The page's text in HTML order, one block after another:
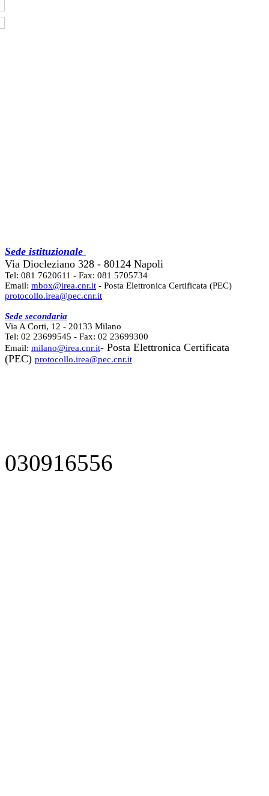
Sede istituzionale
Via Diocleziano 328 - 80124 Napoli
Tel: 081 7620611 - Fax: 081 5705734
Email: mbox@irea.cnr.it - Posta Elettronica Certificata (PEC)
protocollo.irea@pec.cnr.it
Sede secondaria
Via A Corti, 12 - 20133 Milano
Tel: 02 23699545 - Fax: 02 23699300
Email: milano@irea.cnr.it- Posta Elettronica Certificata
(PEC) protocollo.irea@pec.cnr.it
030916556